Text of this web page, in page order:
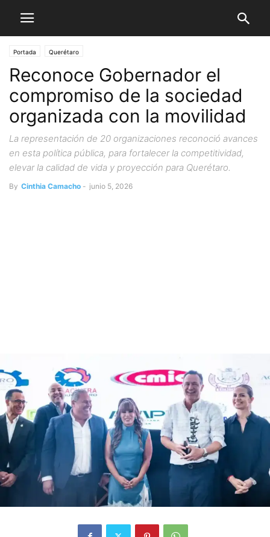
Portada Querétaro
Reconoce Gobernador el
compromiso de la sociedad
organizada con la movilidad
La representación de 20 organizaciones reconoció avances
en esta política pública, para fortalecer la competitividad,
elevar la calidad de vida y proyección para Querétaro.
By Cinthia Camacho - junio 5, 2026